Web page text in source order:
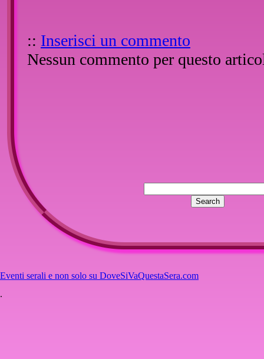
:: Inserisci un commento
Nessun commento per questo
Eventi serali e non solo su DoveSiVaQuestaSera.com
.